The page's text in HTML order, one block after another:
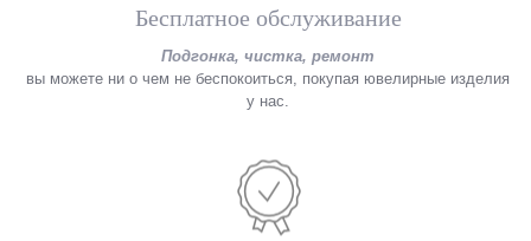
Бесплатное обслуживание
Подгонка, чистка, ремонт
вы можете ни о чем не беспокоиться, покупая ювелирные изделия
у нас.